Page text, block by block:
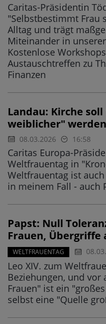
Caritas-Präsidentin
"Selbstbestimmt Frau
Alltag und trägt
Miteinander in
Kostenlose
Austauschtreffen zu
Finanzen
Landau: Kirche
weiblicher" werden
08.03.2026 16:58
Caritas Europa-
Weltfrauentag in
Weltfrauentag ist
in meinem Fall - auch
Papst: Null
Frauen, Übergriffe
WELTFRAUENTAG
Leo XIV. zum
Beziehungen, und vor
Frauen" ist ein
selbst eine "Quelle